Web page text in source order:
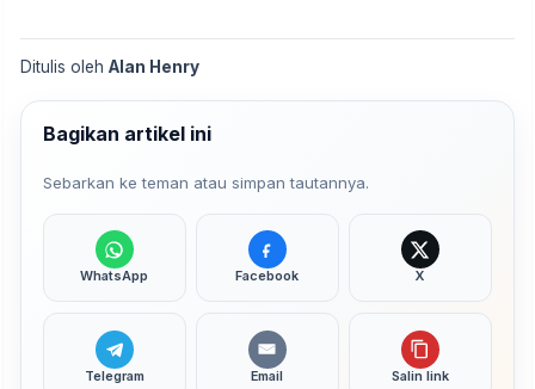
Ditulis oleh Alan Henry
Bagikan artikel ini
Sebarkan ke teman atau simpan tautannya.
WhatsApp Facebook X
Telegram Email Salin link